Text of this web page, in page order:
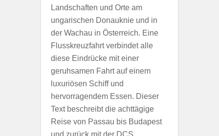
Landschaften und Orte am
ungarischen Donauknie und in
der Wachau in Österreich. Eine
Flusskreuzfahrt verbindet alle
diese Eindrücke mit einer
geruhsamen Fahrt auf einem
luxuriösen Schiff und
hervorragendem Essen. Dieser
Text beschreibt die achttägige
Reise von Passau bis Budapest
und zurück mit der DCS